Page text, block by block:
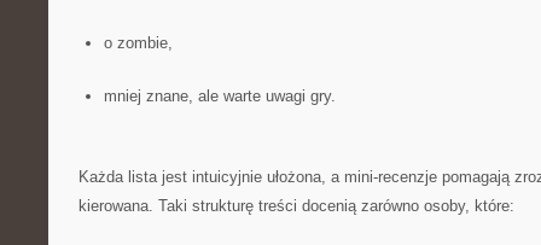
o zombie,
mniej znane, ale warte uwagi gry.
Każda lista jest intuicyjnie ułożona, a mini-recenzje pomagają
kierowana. Taki strukturę treści docenią zarówno osoby, które: